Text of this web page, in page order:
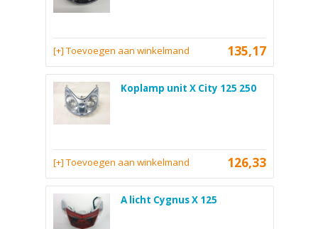
135,17
[+] Toevoegen aan winkelmand
Koplamp unit X City 125 250
126,33
[+] Toevoegen aan winkelmand
A licht Cygnus X 125